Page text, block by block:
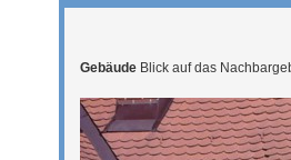
Gebäude Blick auf das